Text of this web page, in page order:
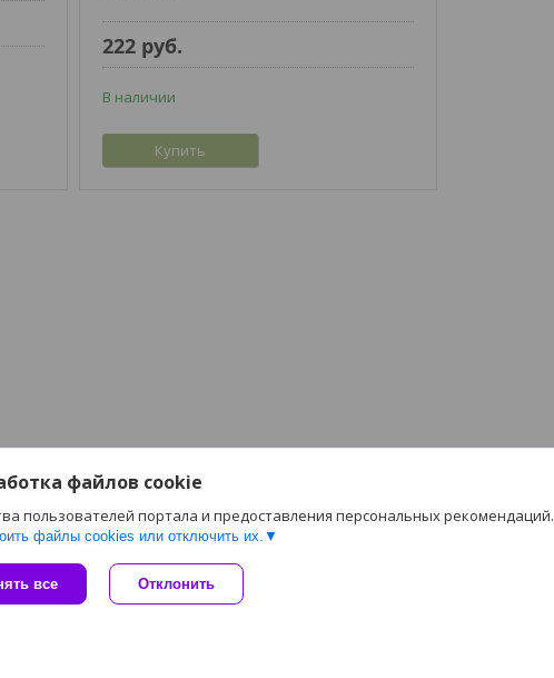
222 руб.
В наличии
Купить
файлов cookie
пользователей портала и предоставления персональных рекомендаций.
файлы cookies или отключить их.
все Отклонить